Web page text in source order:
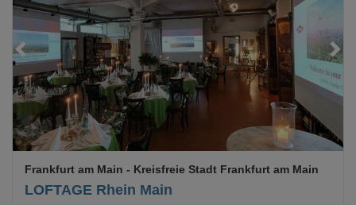
LOFTAGE Rhein Main
Frankfurt am Main - Kreisfreie Stadt Frankfurt am Main